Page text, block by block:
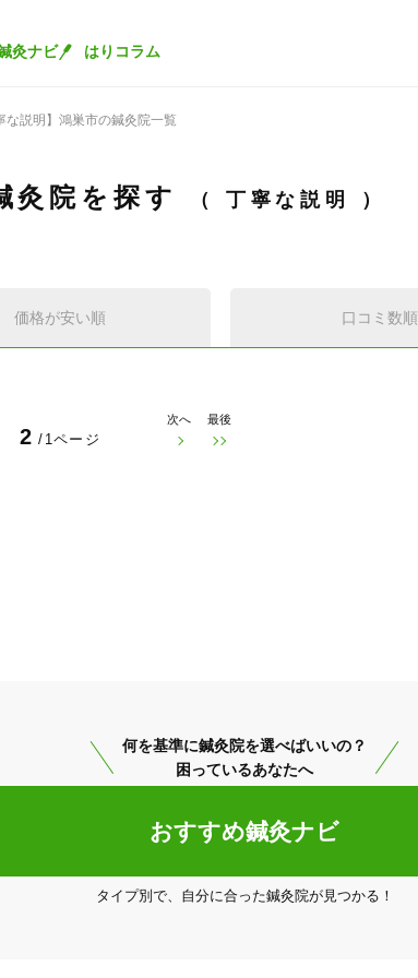
灸ナビ はりコラム
な説明】鴻巣市の鍼灸院一覧
灸院を探す 丁寧な説明
価格が安い順 口コミ数順
2 /1ページ
次へ 最後
何を基準に鍼灸院を選べばいいの？
困っているあなたへ
おすすめ鍼灸ナビ
タイプ別で、自分に合った鍼灸院が見つかる！